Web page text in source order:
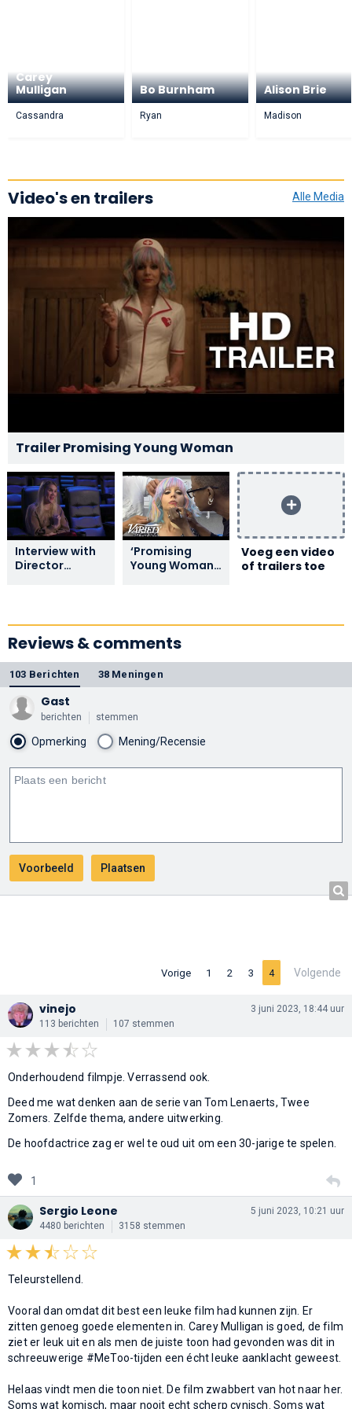
Carey
Mulligan
Cassandra
Bo Burnham
Ryan
Alison Brie
Madison
Alle Media
Video's en trailers
Trailer Promising Young Woman
Interview with
Director
‘Promising
Young Woman’
Voeg een video
of trailers toe
Reviews & comments
103 Berichten 38 Meningen
Gast
berichten stemmen
Opmerking Mening/Recensie
Vorige 1 2 3 4 Volgende
vinejo
113 berichten 107 stemmen
3 juni 2023, 18:44 uur
Onderhoudend filmpje. Verrassend ook.
Deed me wat denken aan de serie van Tom Lenaerts, Twee
Zomers. Zelfde thema, andere uitwerking.
De hoofdactrice zag er wel te oud uit om een 30-jarige te spelen.
1
Sergio Leone
4480 berichten 3158 stemmen
5 juni 2023, 10:21 uur
Teleurstellend.
Vooral dan omdat dit best een leuke film had kunnen zijn. Er
zitten genoeg goede elementen in. Carey Mulligan is goed, de film
ziet er leuk uit en als men de juiste toon had gevonden was dit in
schreeuwerige #MeToo-tijden een écht leuke aanklacht geweest.
Helaas vindt men die toon niet. De film zwabbert van hot naar her.
Soms wat komisch, maar nooit echt scherp cynisch. Soms wat